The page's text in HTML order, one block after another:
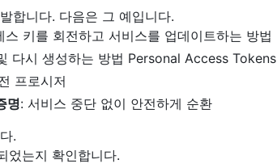
합니다. 다음은 그 예입니다.
스 키를 회전하고 서비스를 업데이트하는 방법
다시 생성하는 방법 Personal Access Tokens
프로시저
명: 서비스 중단 없이 안전하게 순환
.
었는지 확인합니다.